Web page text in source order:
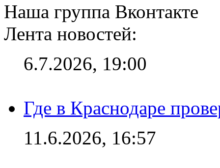
Наша группа Вконтакте
Лента новостей:
6.7.2026, 19:00
Где в Краснодаре
11.6.2026, 16:57